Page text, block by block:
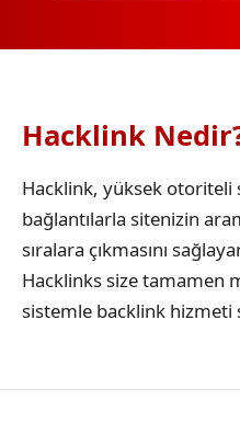
Hacklink
Hacklink, yüksek otoriteli
bağlantılarla sitenizin
sıralara çıkmasını
Hacklinks size tamamen
sistemle backlink hizmeti